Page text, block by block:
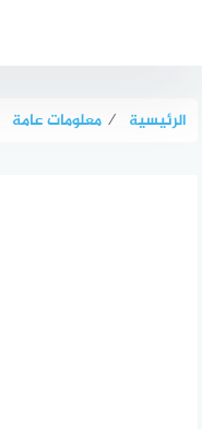
الرئيسية ⁄ معلومات عامة